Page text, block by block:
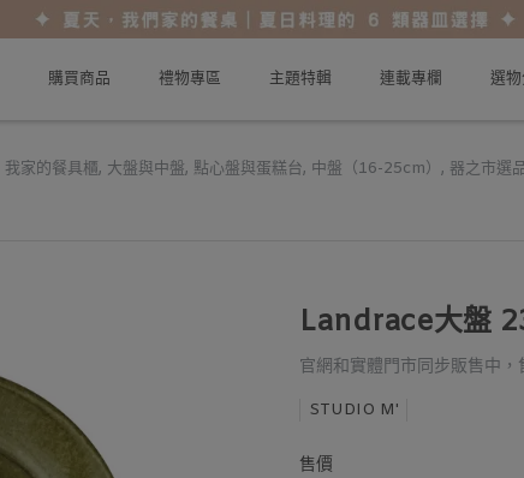
購買商品 禮物專區 主題特輯 連載專欄 選
我家的餐具櫃, 大盤與中盤, 點心盤與蛋糕台, 中盤（16-25cm） , 器之市選
Landrace大盤
官網和實體門市同步販售中
STUDIO M'
售價